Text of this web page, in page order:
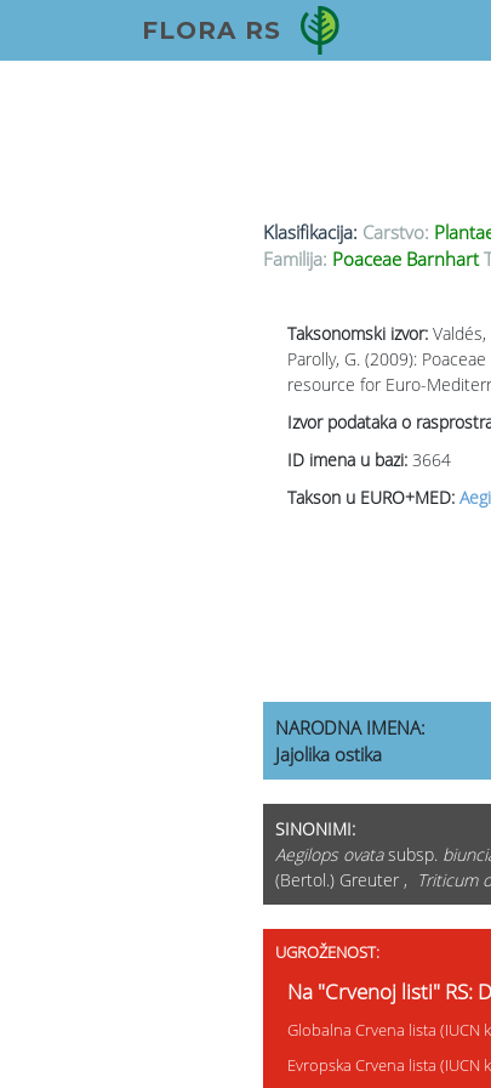
FLORA RS
Klasifikacija: Carstvo:
Familija: Poaceae Barnhart
Taksonomski izvor:
Parolly, G. (2009):
resource for Euro-
Izvor podataka o
ID imena u bazi: 3664
Takson u EURO+MED:
NARODNA IMENA:
Jajolika ostika
SINONIMI:
Aegilops ovatasubsp.
(Bertol.) Greuter , Triticum
UGROŽENOST:
Na "Crvenoj listi" RS:
Globalna Crvena lista (IUCN
Evropska Crvena lista (IUCN